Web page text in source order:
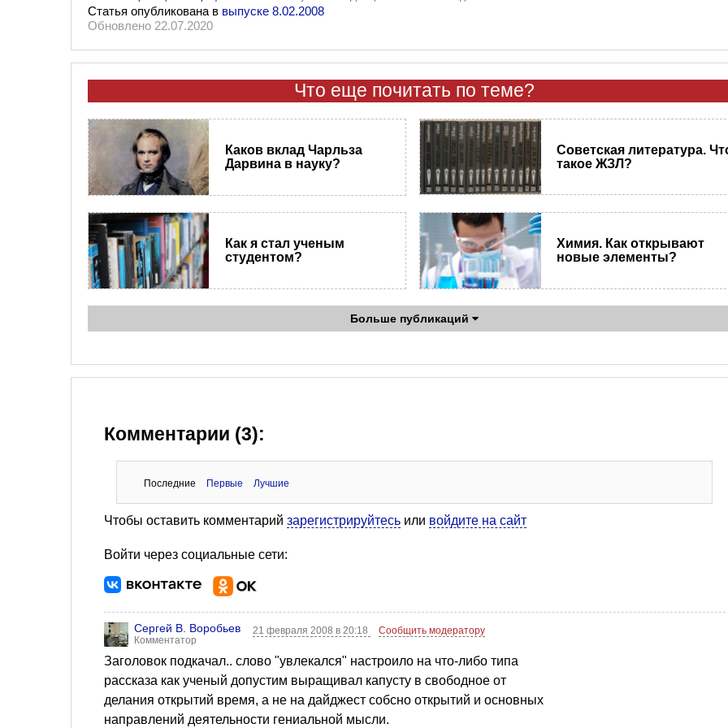
Статья опубликована в выпуске 8.02.2008
Обновлено 22.07.2020
Что еще почитать по теме?
Каков вклад Чарльза
Дарвина в науку?
Советская литература.
такое ЖЗЛ?
Как я стал ученым
студентом?
Химия. Как открывают
новые элементы?
Больше публикаций
Комментарии (3):
Последние Первые Лучшие
Чтобы оставить комментарий зарегистрируйтесь или войдите на сайт
Войти через социальные сети:
Сергей В. Воробьев
Комментатор
21 февраля 2008 в 20:18 Сообщить модератору
Заголовок подкачал.. слово "увлекался" настроило на что-либо типа
рассказа как ученый допустим выращивал капусту в свободное от
делания открытий время, а не на дайджест собсно открытий и основных
направлений деятельности гениальной мысли.